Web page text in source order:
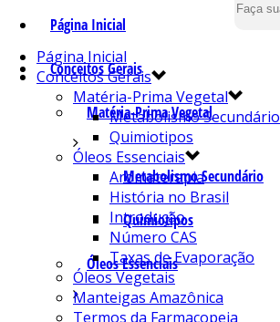
Página Inicial
Conceitos Gerais
Matéria-Prima Vegetal
Metabolismo Secundário
Quimiotipos
Óleos Essenciais
Página Inicial
Conceitos Gerais
Matéria-Prima Vegetal
Metabolismo Secundário
Quimiotipos
Óleos Essenciais
Aromaterapia
História no Brasil
Introdução
Número CAS
Taxas de Evaporação
Óleos Vegetais
Manteigas Amazônica
Termos da Farmacopeia